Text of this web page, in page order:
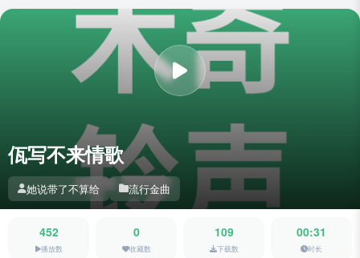
佤写不来情歌
她说带了不算给 流行金曲
452
播放数
0
收藏数
109
下载数
00:31
时长